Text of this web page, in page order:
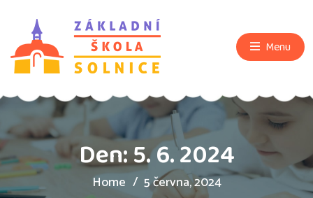
Menu
Den:5. 6. 2024
Home 5 června, 2024